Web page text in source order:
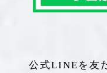
公式LINEを友